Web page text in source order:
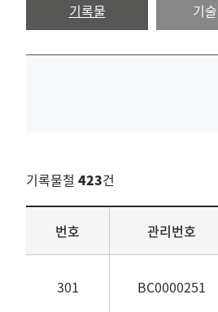
기록물 기
기록물철 423건
번호 관리번호
301 BC0000251